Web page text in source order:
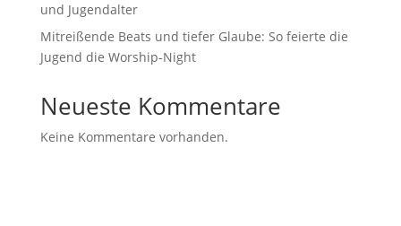
und Jugendalter
Mitreißende Beats und tiefer Glaube: So feierte die
Jugend die Worship-Night
Neueste Kommentare
Keine Kommentare vorhanden.